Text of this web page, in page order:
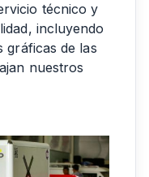
técnico y
incluyendo
gráficas de las
nuestros